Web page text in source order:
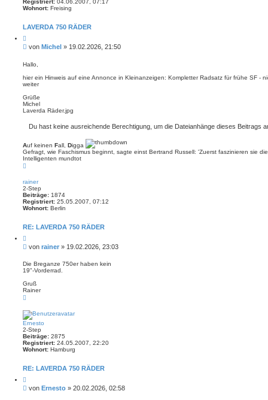
Registriert: 04.06.2007, 07:17
Wohnort: Freising
LAVERDA 750 RÄDER
i
t
e
e
n
B
i
r
a
g
von Michel » 19.02.2026, 21:50
Hallo,
hier ein Hinweis auf eine Annonce in Kleinanzeigen: Kompletter Radsatz für frühe SF -
weiter
Grüße
Michel
Laverda Räder.jpg
Du hast keine ausreichende Berechtigung, um die Dateianhänge dieses Beitrags
Auf keinen Fall, Digga
Gefragt, wie Faschismus beginnt, sagte einst Bertrand Russell: 'Zuerst faszinieren sie
Intelligenten mundtot
h
o
b
e
n
rainer
2-Step
Beiträge: 1874
Registriert: 25.05.2007, 07:12
Wohnort: Berlin
RE: LAVERDA 750 RÄDER
i
t
e
r
n
B
i
t
a
von rainer » 19.02.2026, 23:03
Die Breganze 750er haben kein
19"-Vorderrad.
Gruß
Rainer
c
h
o
b
e
n
Ernesto
2-Step
Beiträge: 2875
Registriert: 24.05.2007, 22:20
Wohnort: Hamburg
RE: LAVERDA 750 RÄDER
i
t
Bvon Ernesto » 20.02.2026, 02:58